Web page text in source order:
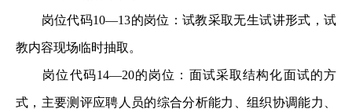
岗位代码10—13的岗位：试教采取无生试讲形式，试
教内容现场临时抽取。
岗位代码14—20的岗位：面试采取结构化面试的方
式，主要测评应聘人员的综合分析能力、组织协调能力、